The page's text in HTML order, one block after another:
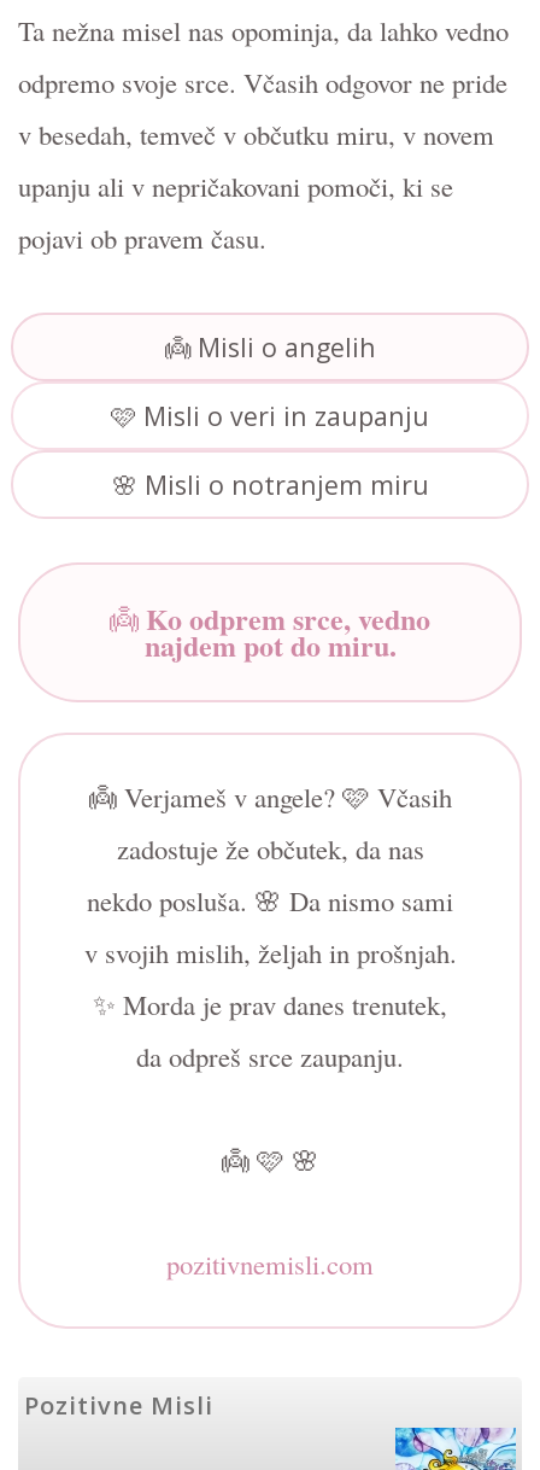
Ta nežna misel nas opominja, da lahko vedno
odpremo svoje srce. Včasih odgovor ne pride
v besedah, temveč v občutku miru, v novem
upanju ali v nepričakovani pomoči, ki se
pojavi ob pravem času.
👼 Misli o angelih
🩷 Misli o veri in zaupanju
🌸 Misli o notranjem miru
👼 Ko odprem srce, vedno
najdem pot do miru.
👼 Verjameš v angele? 🩷 Včasih
zadostuje že občutek, da nas
nekdo posluša. 🌸 Da nismo sami
v svojih mislih, željah in prošnjah.
✨ Morda je prav danes trenutek,
da odpreš srce zaupanju.
👼 🩷 🌸
pozitivnemisli.com
Pozitivne Misli